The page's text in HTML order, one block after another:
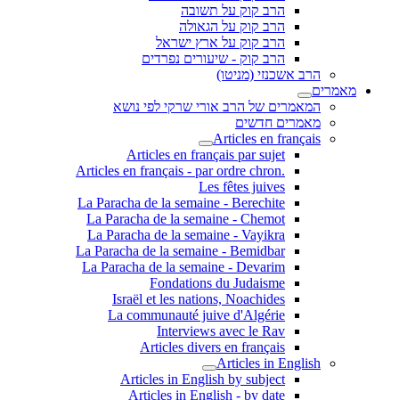
הרב קוק על תשובה
הרב קוק על הגאולה
הרב קוק על ארץ ישראל
הרב קוק - שיעורים נפרדים
הרב אשכנזי (מניטו)
מאמרים
המאמרים של הרב אורי שרקי לפי נושא
מאמרים חדשים
Articles en français
Articles en français par sujet
.Articles en français - par ordre chron
Les fêtes juives
La Paracha de la semaine - Berechite
La Paracha de la semaine - Chemot
La Paracha de la semaine - Vayikra
La Paracha de la semaine - Bemidbar
La Paracha de la semaine - Devarim
Fondations du Judaisme
Israël et les nations, Noachides
La communauté juive d'Algérie
Interviews avec le Rav
Articles divers en français
Articles in English
Articles in English by subject
Articles in English - by date